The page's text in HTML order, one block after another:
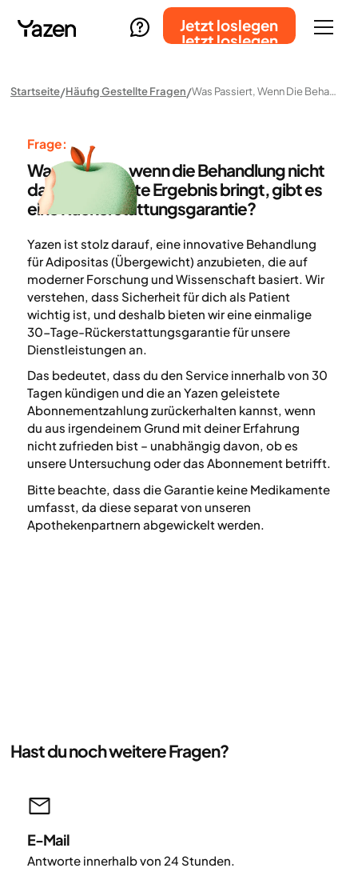
Jetzt loslegen
Jetzt loslegen
Startseite Häufig Gestellte Fragen Was Passiert, Wenn Die Behandlung Nicht Das Gewünschte Ergebnis Bringt, Gibt Es Eine Rückerstattungsgarantie?
Frage:
Was passiert, wenn die Behandlung nicht
das gewünschte Ergebnis bringt, gibt es
eine Rückerstattungsgarantie?
Yazen ist stolz darauf, eine innovative Behandlung
für Adipositas (Übergewicht) anzubieten, die auf
moderner Forschung und Wissenschaft basiert. Wir
verstehen, dass Sicherheit für dich als Patient
wichtig ist, und deshalb bieten wir eine einmalige
30-Tage-Rückerstattungsgarantie für unsere
Dienstleistungen an.
Das bedeutet, dass du den Service innerhalb von 30
Tagen kündigen und die an Yazen geleistete
Abonnementzahlung zurückerhalten kannst, wenn
du aus irgendeinem Grund mit deiner Erfahrung
nicht zufrieden bist – unabhängig davon, ob es
unsere Untersuchung oder das Abonnement betrifft.
Bitte beachte, dass die Garantie keine Medikamente
umfasst, da diese separat von unseren
Apothekenpartnern abgewickelt werden.
Hast du noch weitere Fragen?
E-Mail
Antworte innerhalb von 24 Stunden.